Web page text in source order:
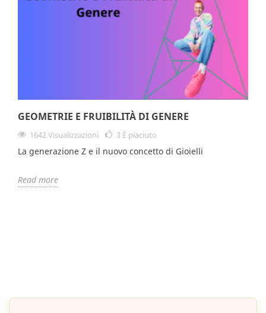
GEOMETRIE E FRUIBILITÀ DI GENERE
1642 Visualizzazioni 3 È piaciuto
La generazione Z e il nuovo concetto di Gioielli
Read more